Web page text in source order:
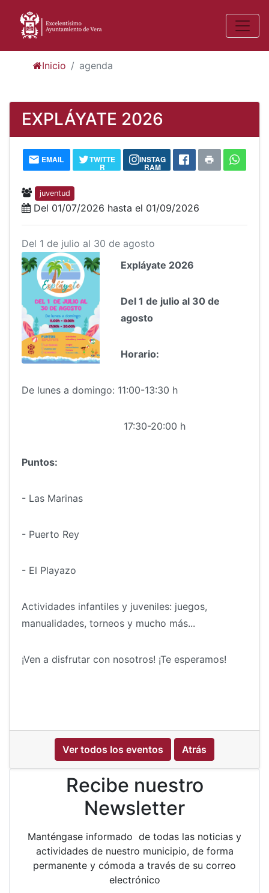
Inicio agenda
EXPLÁYATE 2026
EMAIL TWITTE
R
INSTAG
RAM
juventud
Del 01/07/2026 hasta el 01/09/2026
Del 1 de julio al 30 de agosto
Expláyate 2026
Del 1 de julio al 30 de
agosto
Horario:
De lunes a domingo: 11:00-13:30 h
17:30-20:00 h
Puntos:
- Las Marinas
- Puerto Rey
- El Playazo
Actividades infantiles y juveniles: juegos,
manualidades, torneos y mucho más...
¡Ven a disfrutar con nosotros! ¡Te esperamos!
Ver todos los eventos Atrás
Recibe nuestro
Newsletter
Manténgase informado de todas las noticias y
actividades de nuestro municipio, de forma
permanente y cómoda a través de su correo
electrónico